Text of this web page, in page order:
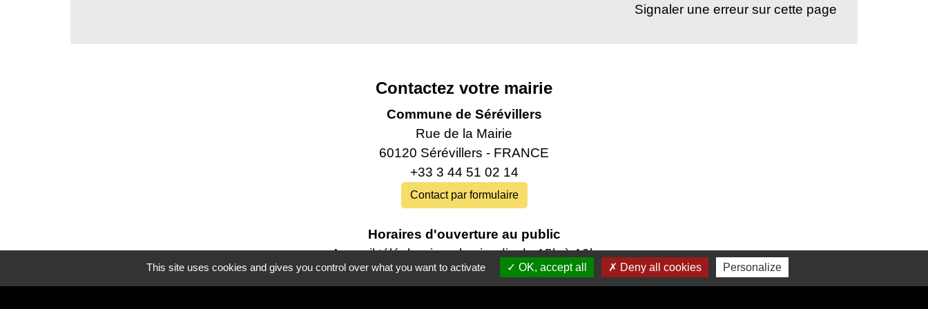
Signaler une erreur sur cette page
Contactez votre mairie
Commune de Sérévillers
Rue de la Mairie
60120 Sérévillers - FRANCE
+33 3 44 51 02 14
Contact par formulaire
Horaires d'ouverture au public
Accueil téléphonique les jeudis de 15h à 19h
Permanences au public les jeudis de 18h à 19h‍‍
This site uses cookies and gives you control over what you want to activate OK, accept all Deny all cookies Personalize